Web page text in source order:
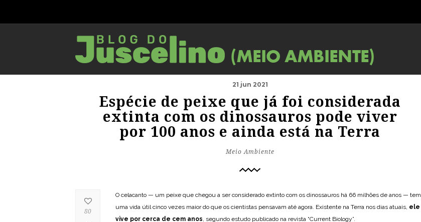
21 jun 2021
Espécie de peixe que já foi considerada
extinta com os dinossauros pode viver
por 100 anos e ainda está na Terra
Meio Ambiente
O celacanto — um peixe que chegou a ser considerado extinto com os dinossauros há 66 milhões de anos — tem
uma vida útil cinco vezes maior do que os cientistas pensavam até agora. Existente na Terra nos dias atuais, ele
vive por cerca de cem anos, segundo estudo publicado na revista “Current Biology”.
80